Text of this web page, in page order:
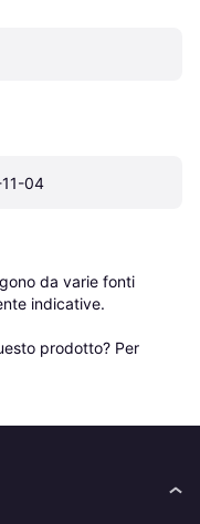
04
da varie fonti
indicative.
prodotto? Per